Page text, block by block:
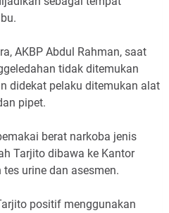
AKBP Abdul Rahman, saat
tidak ditemukan
didekat pelaku ditemukan alat
pipet.
berat narkoba jenis
Tarjito dibawa ke Kantor
urine dan asesmen.
positif menggunakan